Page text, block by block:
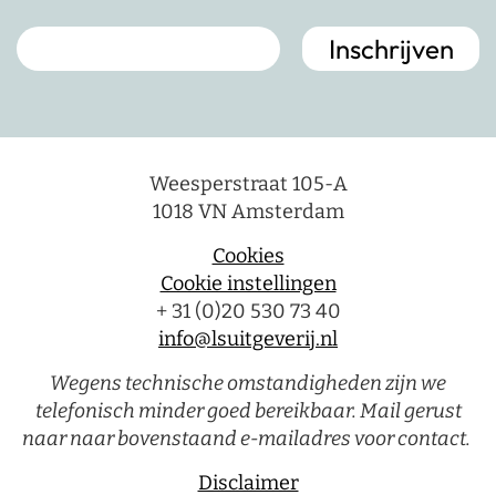
Weesperstraat 105-A
1018 VN Amsterdam
Cookies
Cookie instellingen
+ 31 (0)20 530 73 40
info@lsuitgeverij.nl
Wegens technische omstandigheden zijn we
telefonisch minder goed bereikbaar. Mail gerust
naar naar bovenstaand e-mailadres voor contact.
Disclaimer